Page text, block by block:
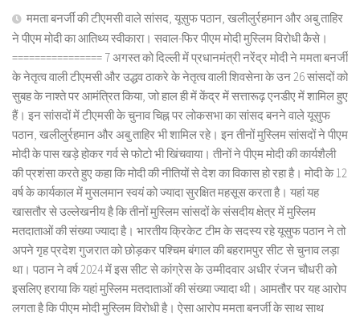
ममता बनर्जी की टीएमसी वाले सांसद, यूसुफ पठान, खलीलुर्रहमान और अबु ताहिर
ने पीएम मोदी का आतिथ्य स्वीकारा। सवाल-फिर पीएम मोदी मुस्लिम विरोधी कैसे।
================ 7 अगस्त को दिल्ली में प्रधानमंत्री नरेंद्र मोदी ने ममता बनर्जी
के नेतृत्व वाली टीएमसी और उद्धव ठाकरे के नेतृत्व वाली शिवसेना के उन 26 सांसदों को
सुबह के नाश्ते पर आमंत्रित किया, जो हाल ही में केंद्र में सत्तारूढ़ एनडीए में शामिल हुए
हैं। इन सांसदों में टीएमसी के चुनाव चिह्न पर लोकसभा का सांसद बनने वाले यूसुफ
पठान, खलीलुर्रहमान और अबु ताहिर भी शामिल रहे। इन तीनों मुस्लिम सांसदों ने पीएम
मोदी के पास खड़े होकर गर्व से फोटो भी खिंचवाया। तीनों ने पीएम मोदी की कार्यशैली
की प्रशंसा करते हुए कहा कि मोदी की नीतियों से देश का विकास हो रहा है। मोदी के 12
वर्ष के कार्यकाल में मुसलमान स्वयं को ज्यादा सुरक्षित महसूस करता है। यहां यह
खासतौर से उल्लेखनीय है कि तीनों मुस्लिम सांसदों के संसदीय क्षेत्र में मुस्लिम
मतदाताओं की संख्या ज्यादा है। भारतीय क्रिकेट टीम के सदस्य रहे यूसुफ पठान ने तो
अपने गृह प्रदेश गुजरात को छोड़कर पश्चिम बंगाल की बहरामपुर सीट से चुनाव लड़ा
था। पठान ने वर्ष 2024 में इस सीट से कांग्रेस के उम्मीदवार अधीर रंजन चौधरी को
इसलिए हराया कि यहां मुस्लिम मतदाताओं की संख्या ज्यादा थी। आमतौर पर यह आरोप
लगता है कि पीएम मोदी मुस्लिम विरोधी है। ऐसा आरोप ममता बनर्जी के साथ साथ